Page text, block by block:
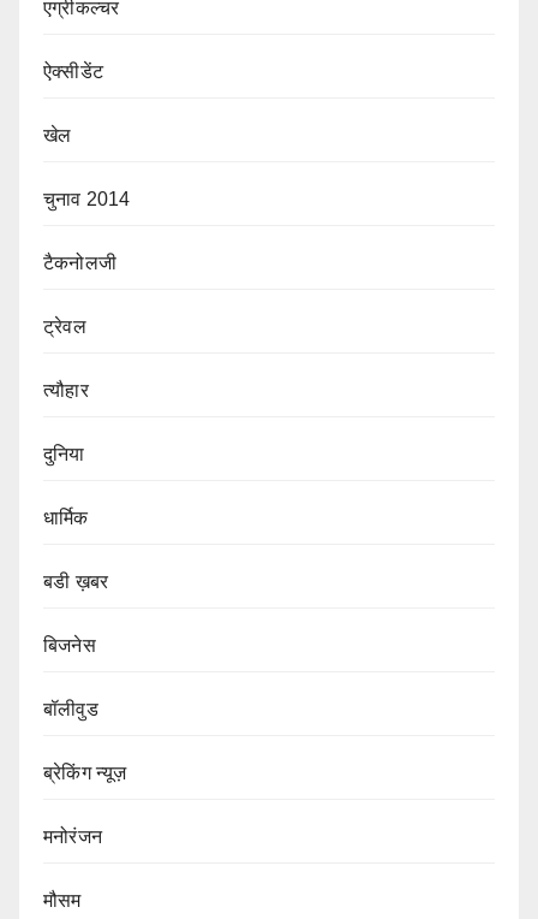
एग्रीकल्चर
ऐक्सीडेंट
खेल
चुनाव 2014
टैकनोलजी
ट्रेवल
त्यौहार
दुनिया
धार्मिक
बडी ख़बर
बिजनेस
बॉलीवुड
ब्रेकिंग न्यूज़
मनोरंजन
मौसम